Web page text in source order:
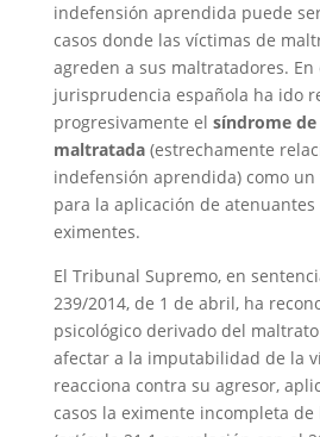
indefensión aprendida puede
casos donde las víctimas de
agreden a sus maltratadores. En
jurisprudencia española ha ido
progresivamente el síndrome
maltratada(estrechamente
indefensión aprendida) como
para la aplicación de
eximentes.
El Tribunal Supremo, en
239/2014, de 1 de abril, ha
psicológico derivado del
afectar a la imputabilidad de la
reacciona contra su agresor,
casos la eximente incompleta